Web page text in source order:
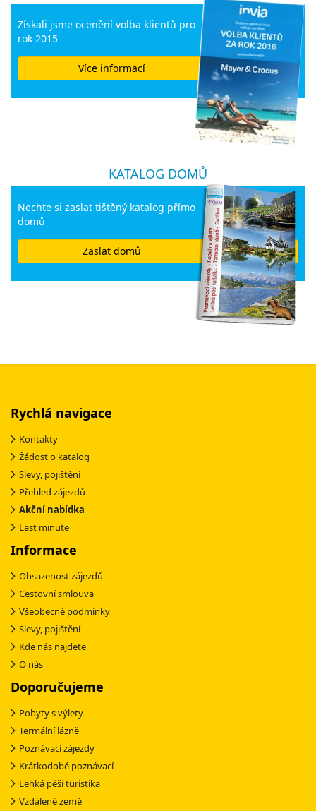
Získali jsme ocenění volba klientů pro
rok 2015
Více informací
KATALOG DOMŮ
Nechte si zaslat tištěný katalog přímo
domů
Zaslat domů
Rychlá navigace
Kontakty
Žádost o katalog
Slevy, pojištění
Přehled zájezdů
Akční nabídka
Last minute
Informace
Obsazenost zájezdů
Cestovní smlouva
Všeobecné podmínky
Slevy, pojištění
Kde nás najdete
O nás
Doporučujeme
Pobyty s výlety
Termální lázně
Poznávací zájezdy
Krátkodobé poznávací
Lehká pěší turistika
Vzdálené země